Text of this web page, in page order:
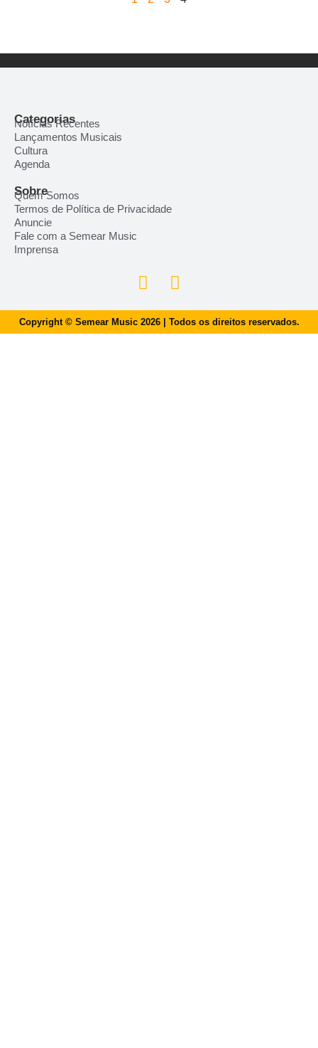
Categorias
Notícias Recentes
Lançamentos Musicais
Cultura
Agenda
Sobre
Quem Somos
Termos de Política de Privacidade
Anuncie
Fale com a Semear Music
Imprensa
Copyright © Semear Music 2026 | Todos os direitos reservados.